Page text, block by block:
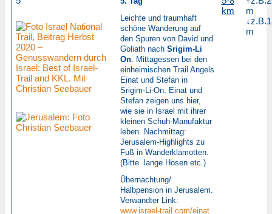
Leichte und traumhaft
schöne Wanderung auf
den Spuren von David und
Goliath nach Srigim-Li
On. Mittagessen bei den
einheimischen Trail Angels
Einat und Stefan in
Srigim-Li-On. Einat und
Stefan zeigen uns hier,
wie sie in Israel mit ihrer
kleinen Schuh-Manufaktur
leben. Nachmittag:
Jerusalem-Highlights zu
Fuß in Wanderklamotten.
(Bitte lange Hosen etc.)
Übernachtung/
Halbpension in Jerusalem.
Verwandter Link:
www.israel-trail.com/einat
km
m
m